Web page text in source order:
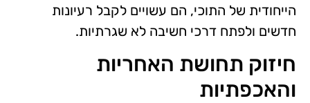
הייחודית של התוכי, הם עשויים לקבל רעיונות
חדשים ולפתח דרכי חשיבה לא שגרתיות.
חיזוק תחושת האחריות
והאכפתיות